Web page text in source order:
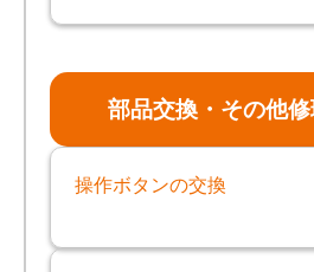
部品交換・その他
操作ボタンの交換